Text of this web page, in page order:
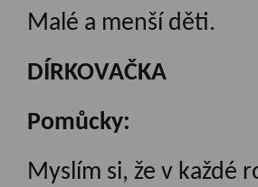
Malé a menší děti.
DÍRKOVAČKA
Pomůcky:
Myslím si, že v každé